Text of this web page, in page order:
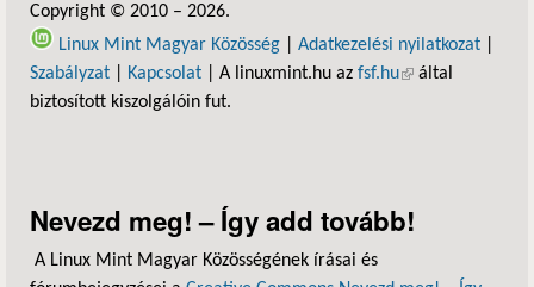
Copyright © 2010 – 2026.
Linux Mint Magyar Közösség
Adatkezelési nyilatkozat
Szabályzat
Kapcsolat | A linuxmint.hu az fsf.hu(külső hivatkozás)
által
biztosított kiszolgálóin fut.
Nevezd meg! – Így add tovább!
A Linux Mint Magyar Közösségének írásai és